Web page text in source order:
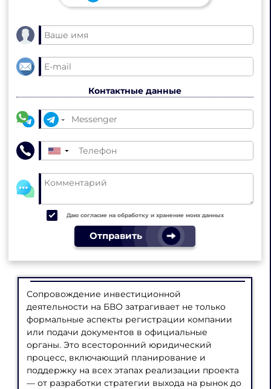
Контактные данные
▼
Даю согласие на обработку и хранение моих данных
Отправить
Сопровождение инвестиционной
деятельности на БВО затрагивает не только
формальные аспекты регистрации компании
или подачи документов в официальные
органы. Это всесторонний юридический
процесс, включающий планирование и
поддержку на всех этапах реализации проекта
— от разработки стратегии выхода на рынок до